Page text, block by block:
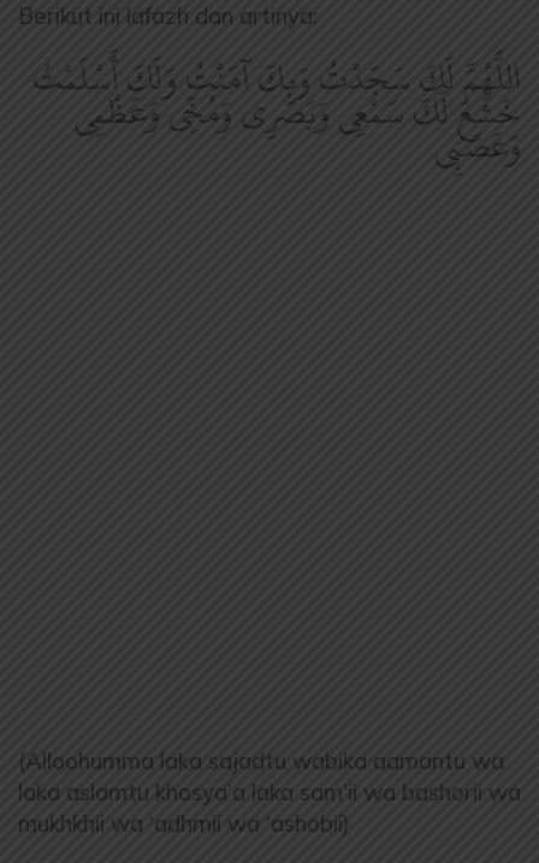
Berikut ini lafazh dan artinya:
اللَّهُمَّ لَكَ سَجَدْتُ وَبِكَ آمَنْتُ وَلَكَ أَسْلَمْتُ
خَشَعَ لَكَ سَمْعِى وَبَصَرِى وَمُخِّى وَعَظْمِى
وَعَصَبِى
(Alloohumma laka sajadtu wabika aamantu wa
laka aslamtu khosya’a laka sam’ii wa bashorii wa
mukhkhii wa ‘adhmii wa ‘ashobii)